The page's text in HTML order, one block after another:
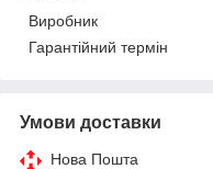
Виробник
Гарантійний термін
Умови доставки
Нова Пошта